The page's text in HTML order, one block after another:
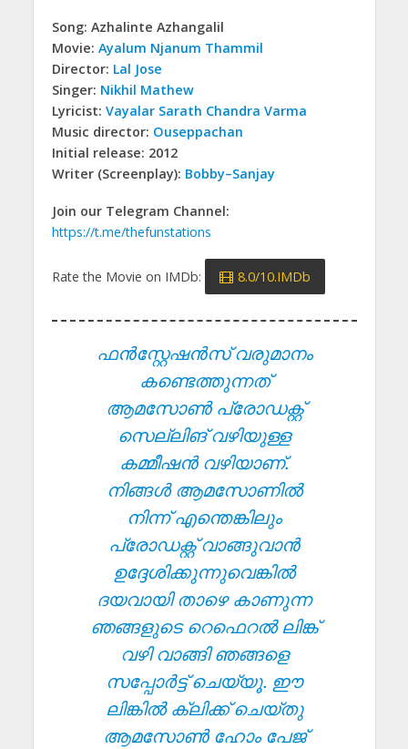
Song: Azhalinte Azhangalil
Movie: Ayalum Njanum Thammil
Director: Lal Jose
Singer: Nikhil Mathew
Lyricist: Vayalar Sarath Chandra Varma
Music director: Ouseppachan
Initial release: 2012
Writer (Screenplay): Bobby–Sanjay
Join our Telegram Channel:
https://t.me/thefunstations
Rate the Movie on IMDb: 8.0/10.IMDb
ഫൻസ്റ്റേഷൻസ് വരുമാനം
കണ്ടെത്തുന്നത്
ആമസോൺ പ്രോഡക്റ്റ്
സെല്ലിങ് വഴിയുള്ള
കമ്മീഷൻ വഴിയാണ്.
നിങ്ങൾ ആമസോണിൽ
നിന്ന് എന്തെങ്കിലും
പ്രോഡക്റ്റ് വാങ്ങുവാൻ
ഉദ്ദേശിക്കുന്നുവെങ്കിൽ
ദയവായി താഴെ കാണുന്ന
ഞങ്ങളുടെ റെഫെറൽ ലിങ്ക്
വഴി വാങ്ങി ഞങ്ങളെ
സപ്പോർട്ട് ചെയ്യൂ. ഈ
ലിങ്കിൽ ക്ലിക്ക് ചെയ്തു
ആമസോൺ ഹോം പേജ്